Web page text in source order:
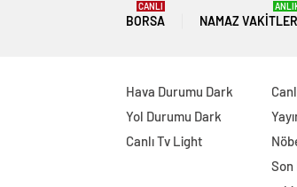
BORSA
CANLI
NAMAZ
Hava Durumu Dark
Yol Durumu Dark
Canlı Tv Light
Son